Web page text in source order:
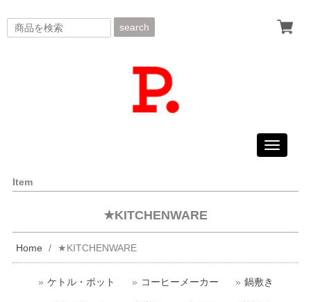
search
Toggle
Item
★KITCHENWARE
Home ★KITCHENWARE
ケトル・ポット コーヒーメーカー 鍋敷き